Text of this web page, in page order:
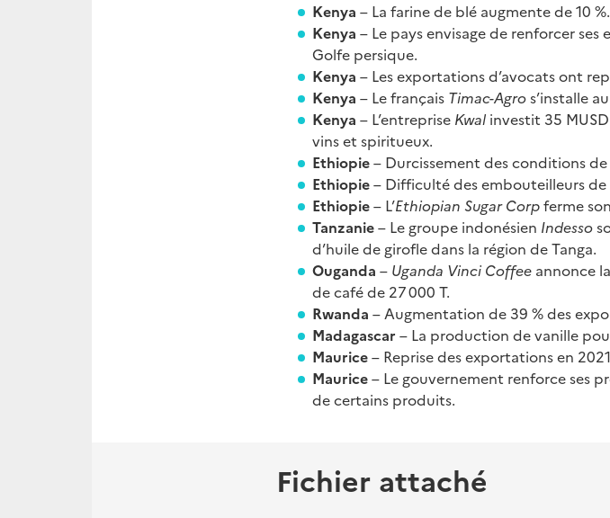
Kenya – La farine de blé augmente de 10 %.
Kenya – Le pays envisage de renforcer
Golfe persique.
Kenya – Les exportations d’avocats ont
Kenya – Le français Timac-Agros’installe
Kenya – L’entreprise Kwal investit 35
vins et spiritueux.
Ethiopie– Durcissement des conditions
Ethiopie– Difficulté des embouteilleurs de
Ethiopie– L’Ethiopian Sugar Corpferme
Tanzanie– Le groupe indonésien Indesso
d’huile de girofle dans la région de Tanga.
Ouganda – Uganda Vinci Coffee annonce
de café de 27 000 T.
Rwanda – Augmentation de 39 % des
Madagascar – La production de vanille
Maurice– Reprise des exportations en
Maurice– Le gouvernement renforce ses
de certains produits.
Fichier attaché